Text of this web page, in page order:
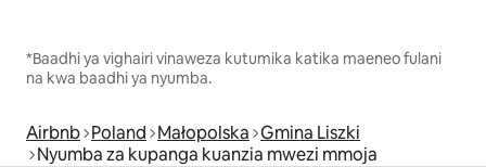
*Baadhi ya vighairi vinaweza kutumika katika maeneo fulani
na kwa baadhi ya nyumba.
Airbnb Poland Małopolska Gmina Liszki
Nyumba za kupanga kuanzia mwezi mmoja